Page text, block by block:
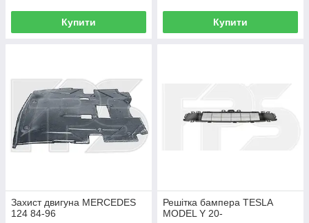
Купити Купити
Захист двигуна MERCEDES
124 84-96
Решітка бампера TESLA
MODEL Y 20-